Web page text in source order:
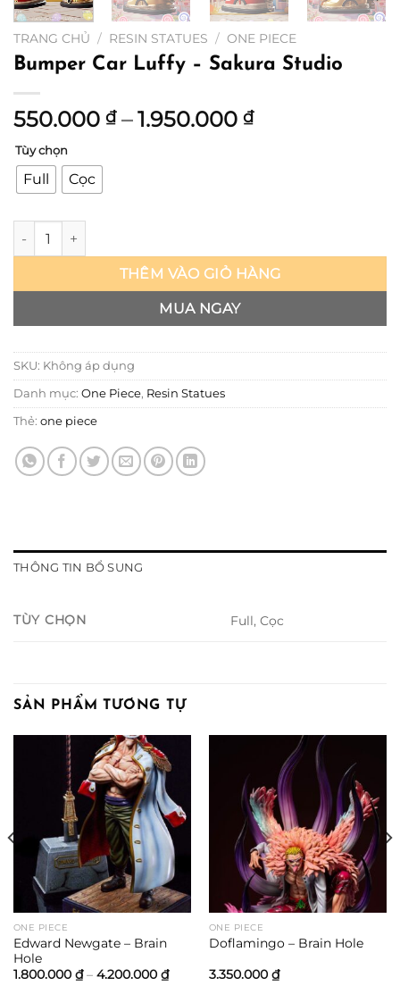
TRANG CHỦ / RESIN STATUES / ONE PIECE
Bumper Car Luffy – Sakura Studio
550.000 ₫ – 1.950.000 ₫Khoảng
Tùy chọn
Full Cọc
Bumper Car Luffy – Sakura Studio số lượng
THÊM VÀO GIỎ HÀNG
MUA NGAY
SKU: Không áp dụng
Danh mục: One Piece, Resin Statues
Thẻ: one piece
THÔNG TIN BỔ SUNG
TÙY CHỌN Full, Cọc
SẢN PHẨM TƯƠNG TỰ
ONE PIECE
Edward Newgate – Brain
Hole
1.800.000 ₫ – 4.200.000 ₫Khoảng
giá:
ONE PIECE
Doflamingo – Brain Hole
3.350.000 ₫
₫
₫